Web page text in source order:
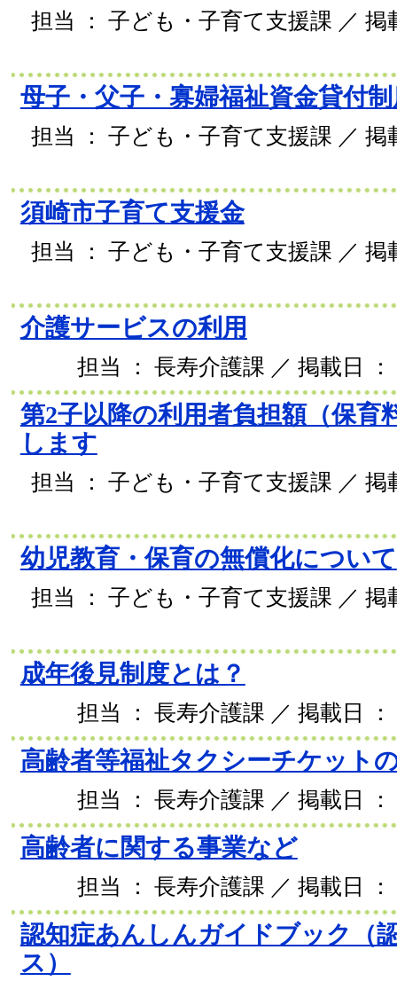
担当 ： 子ども・子育て支援課 ／ 掲
母子・父子・寡婦福祉資金貸付
担当 ： 子ども・子育て支援課 ／ 掲
須崎市子育て支援金
担当 ： 子ども・子育て支援課 ／ 掲
介護サービスの利用
担当 ： 長寿介護課 ／ 掲載日 ：
第2子以降の利用者負担額（保育
します
担当 ： 子ども・子育て支援課 ／ 掲
幼児教育・保育の無償化について
担当 ： 子ども・子育て支援課 ／ 掲
成年後見制度とは？
担当 ： 長寿介護課 ／ 掲載日 ：
高齢者等福祉タクシーチケット
担当 ： 長寿介護課 ／ 掲載日 ：
高齢者に関する事業など
担当 ： 長寿介護課 ／ 掲載日 ：
認知症あんしんガイドブック（
ス）